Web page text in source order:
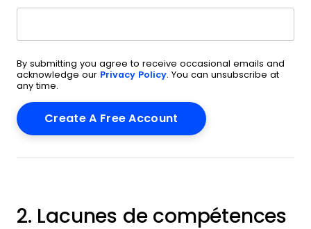
By submitting you agree to receive occasional emails and
acknowledge our Privacy Policy. You can unsubscribe at
any time.
2. Lacunes de compétences